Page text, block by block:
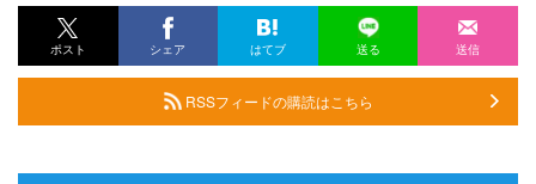
ポスト シェア はてブ 送る 送信
RSSフィードの購読はこちら